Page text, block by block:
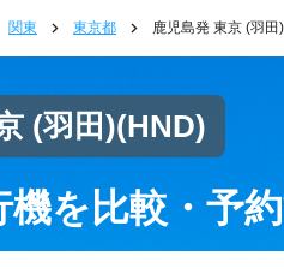
関東 東京都 鹿児島発 東京 (羽
(羽田)(HND)
を比較・予